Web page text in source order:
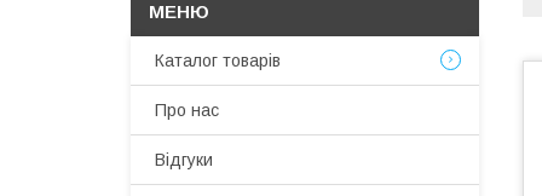
Каталог товарів
Про нас
Відгуки